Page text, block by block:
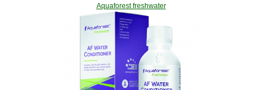
Aquaforest freshwater